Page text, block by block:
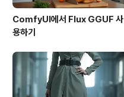
ComfyUI에서 Flux GGUF 사
용하기